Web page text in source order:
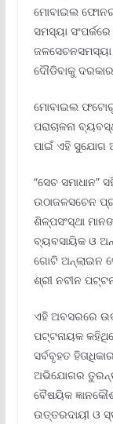
ମୋବାଇଲ
ସମସ୍ୟା
ଜଳସେଚନସମସ୍ୟା
ଦୌଡିବାକୁ ଦରକାର
ମୋବାଇଲ ଫଟୋରୁ
ପରାଚାଳନା
ପାଇଁ ଏହି ସୁଯୋଗ
“ସେଚ
ଉଠାଜଳସଚେନ
ଶିଳ୍ପସଂସ୍ଥା
ବ୍ୟବସାୟିକ ଓ
ଗୋଟି ଅନ୍‌ଲାଇନ
ଶ୍ରୀ ନବୀନ
ଏହି ଅବସରରେ
ପଟ୍ଟନାୟକ
ସର୍ବବୃହତ
ଅଭିଯୋଗର ତୁରନ୍ତ
ବୈଷୟିକ
ଉତ୍ତରଦାୟୀ ଓ